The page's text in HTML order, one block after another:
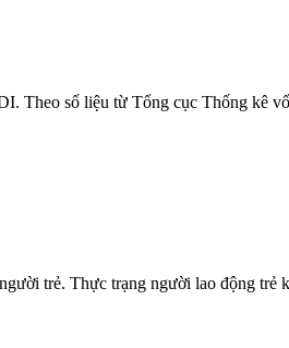
Theo số liệu từ Tổng cục Thống kê
trẻ. Thực trạng người lao động trẻ